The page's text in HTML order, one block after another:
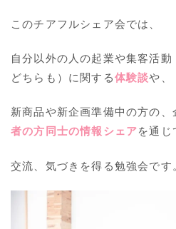
このチアフルシェア会では、
自分以外の人の起業や集客活
どちらも）に関する体験談や、
新商品や新企画準備中の方の、
者の方同士の情報シェアを通じ
交流、気づきを得る勉強会です